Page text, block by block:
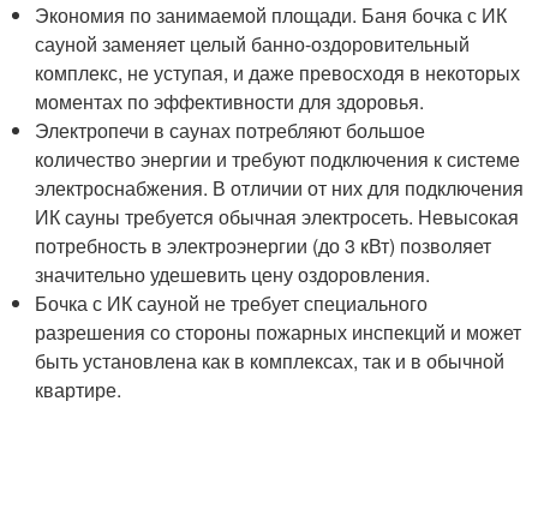
Экономия по занимаемой площади. Баня бочка с ИК
сауной заменяет целый банно-оздоровительный
комплекс, не уступая, и даже превосходя в некоторых
моментах по эффективности для здоровья.
Электропечи в саунах потребляют большое
количество энергии и требуют подключения к системе
электроснабжения. В отличии от них для подключения
ИК сауны требуется обычная электросеть. Невысокая
потребность в электроэнергии (до 3 кВт) позволяет
значительно удешевить цену оздоровления.
Бочка с ИК сауной не требует специального
разрешения со стороны пожарных инспекций и может
быть установлена как в комплексах, так и в обычной
квартире.